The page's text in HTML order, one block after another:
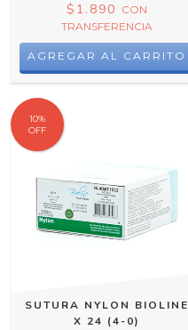
$1.890 CON
TRANSFERENCIA
AGREGAR AL CARRITO
10%
OFF
SUTURA NYLON BIOLINE
X 24 (4-0)